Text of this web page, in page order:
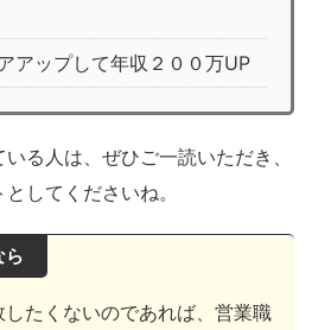
アップして年収２００万UP
る人は、ぜひご一読いただき、
してくださいね。
ら
たくないのであれば、営業職